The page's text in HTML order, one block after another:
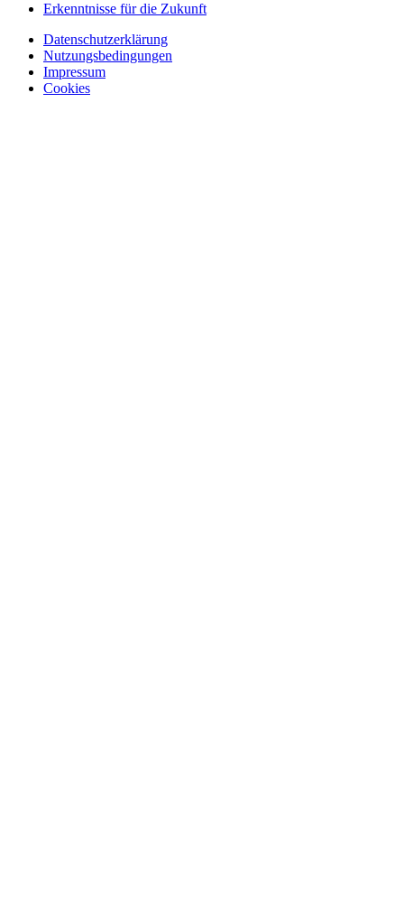
Erkenntnisse für die Zukunft
Datenschutzerklärung
Nutzungsbedingungen
Impressum
Cookies